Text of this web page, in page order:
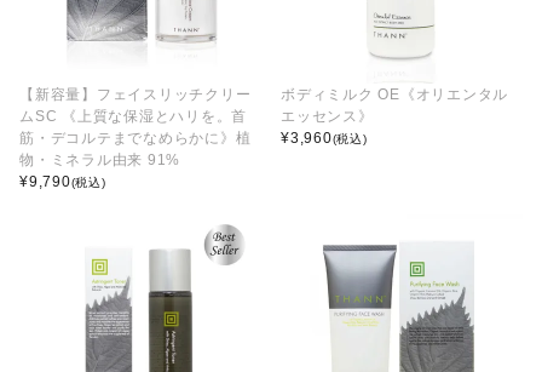
【新容量】フェイスリッチクリー
ムSC 《上質な保湿とハリを。首
筋・デコルテまでなめらかに》植
物・ミネラル由来 91%
¥9,790(税込)
ボディミルク OE《オリエンタル
エッセンス》
¥3,960(税込)